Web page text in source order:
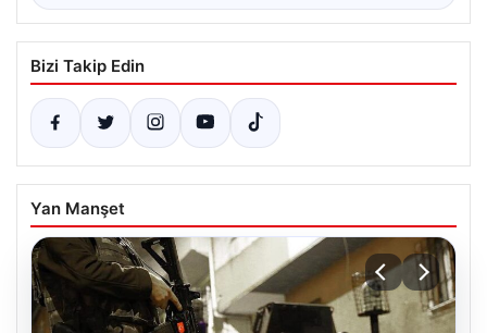
Bizi Takip Edin
Yan Manşet